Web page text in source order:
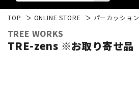
TOP ONLINE STORE パーカッション
TREE WORKS
TRE-zens ※お取り寄せ品